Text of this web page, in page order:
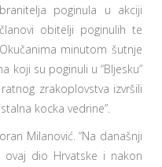
poginula u akciji
obitelji poginulih te
minutom šutnje
su poginuli u “Bljesku”
zrakoplovstva izvršili
kocka vedrine”.
Milanović. “Na današnji
dio Hrvatske i nakon